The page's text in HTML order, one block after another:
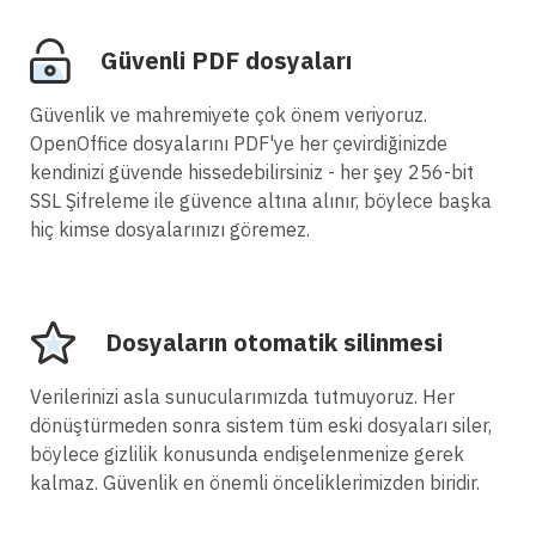
Güvenli PDF dosyaları
Güvenlik ve mahremiyete çok önem veriyoruz.
OpenOffice dosyalarını PDF'ye her çevirdiğinizde
kendinizi güvende hissedebilirsiniz - her şey 256-bit
SSL Şifreleme ile güvence altına alınır, böylece başka
hiç kimse dosyalarınızı göremez.
Dosyaların otomatik silinmesi
Verilerinizi asla sunucularımızda tutmuyoruz. Her
dönüştürmeden sonra sistem tüm eski dosyaları siler,
böylece gizlilik konusunda endişelenmenize gerek
kalmaz. Güvenlik en önemli önceliklerimizden biridir.